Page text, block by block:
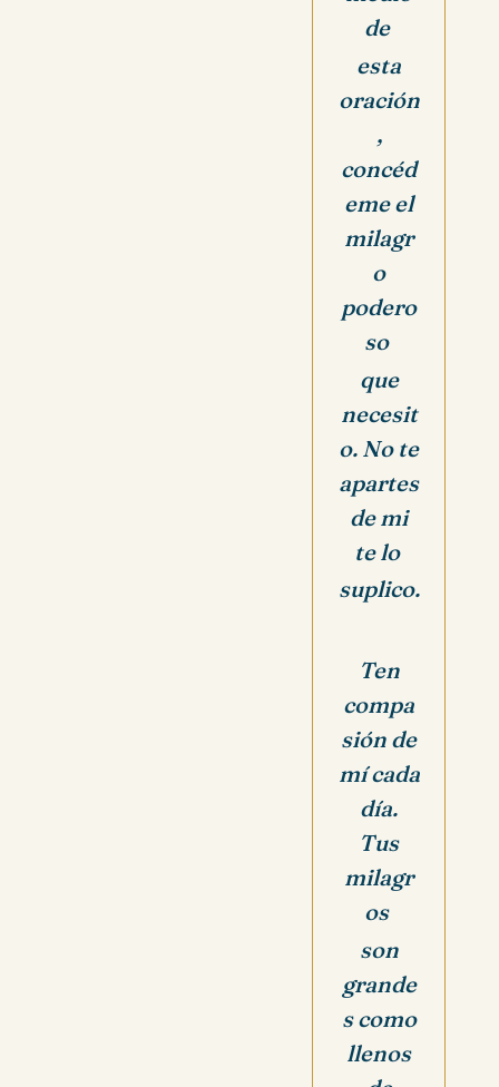
de
esta
oración
,
concéd
eme el
milagr
o
podero
so
que
necesit
o. No te
apartes
de mi
te lo
suplico.
Ten
compa
sión de
mí cada
día.
Tus
milagr
os
son
grande
s como
llenos